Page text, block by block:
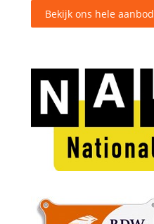
Bekijk ons hele aanbod